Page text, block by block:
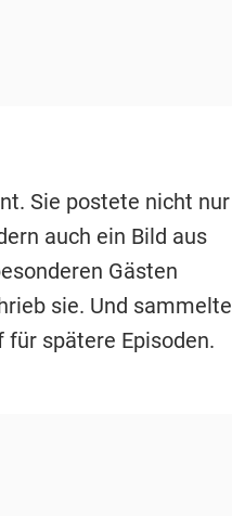
Sie postete nicht nur
auch ein Bild aus
Gästen
sie. Und sammelte
spätere Episoden.